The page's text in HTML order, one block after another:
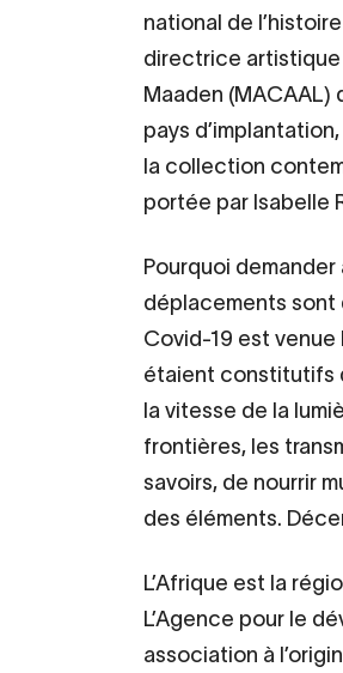
national de
directrice artistique
Maaden (MACAAL)
pays
la collection
portée par Isabelle
Pourquoi demander
déplacements sont
Covid-19 est
étaient constitutifs
la vitesse de la
frontières, les
savoirs, de nourrir
des éléments.
L’Afrique est la
L’Agence pour le
association à